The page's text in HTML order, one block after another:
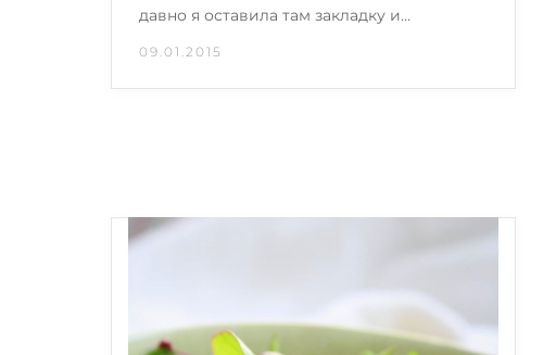
давно я оставила там закладку и…
09.01.2015